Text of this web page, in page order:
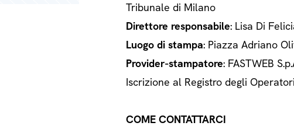
Tribunale di Milano
Direttore responsabile: Lisa Di
Luogo di stampa: Piazza Adriano
Provider-stampatore: FASTWEB
Iscrizione al Registro degli
COME CONTATTARCI